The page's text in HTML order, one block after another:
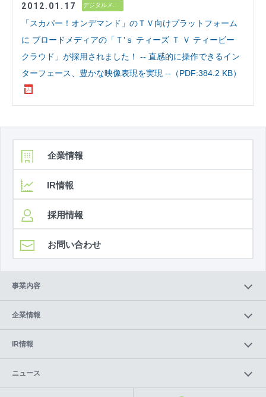
2012.01.17
「スカパー！オンデマンド」のＴＶ向けプラットフォーム
に ブロードメディアの「Ｔ'ｓ ティーズ Ｔ Ｖ ティービー
クラウド」が採用されました！ -- 直感的に操作できるイン
ターフェース、豊かな映像表現を実現 --（PDF:384.2 KB）
企業情報
IR情報
採用情報
お問い合わせ
事業内容
企業情報
IR情報
ニュース